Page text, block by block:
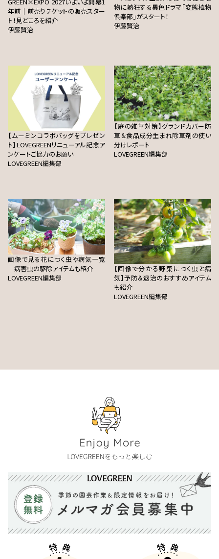
年前｜前売りチケットの販売スター
ト！見どころを紹介
伊藤賢治
物に熱狂する異色ドラマ「変態植物
倶楽部」がスタート！
伊藤賢治
【ムーミンコラボバッグをプレゼン
ト】LOVEGREENリニューアル記念ア
ンケートご協力のお願い
LOVEGREEN編集部
【庭の雑草対策】グランドカバー防
草＆食品成分生まれ除草剤の使い
分けレポート
LOVEGREEN編集部
画像で見る花につく虫や病気一覧
｜病害虫の駆除アイテムも紹介
LOVEGREEN編集部
【画像で分かる野菜につく虫と病
気】予防＆退治のおすすめアイテム
も紹介
LOVEGREEN編集部